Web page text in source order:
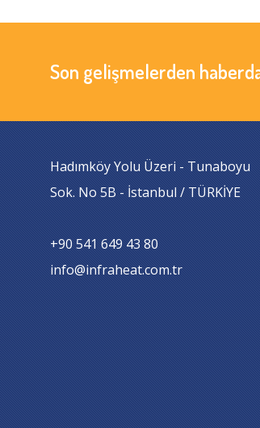
Son gelişmelerden
Hadımköy Yolu Üzeri - Tunaboyu
Sok. No 5B - İstanbul / TÜRKİYE
+90 541 649 43 80
info@infraheat.com.tr